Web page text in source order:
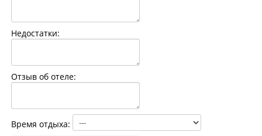
Недостатки:
Отзыв об отеле:
Время отдыха: